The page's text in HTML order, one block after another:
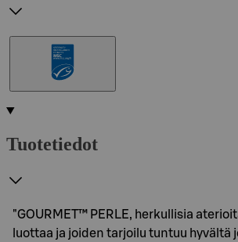
Tuotetiedot
"GOURMET™ PERLE, herkullisia
luottaa ja joiden tarjoilu tuntuu hyvältä